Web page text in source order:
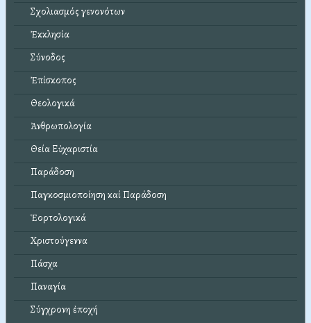
Σχολιασμός γενονότων
Ἐκκλησία
Σύνοδος
Ἐπίσκοπος
Θεολογικά
Ἀνθρωπολογία
Θεία Εὐχαριστία
Παράδοση
Παγκοσμιοποίηση καί Παράδοση
Ἑορτολογικά
Χριστούγεννα
Πάσχα
Παναγία
Σύγχρονη ἐποχή